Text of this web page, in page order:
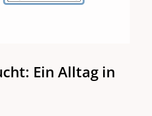
EIGENEN BETRAG EINGEBEN
Ein Alltag in